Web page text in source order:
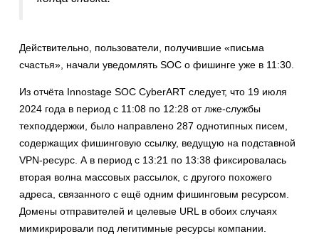
Действительно, пользователи, получившие «письма
счастья», начали уведомлять SOC о фишинге уже в 11:30.
Из отчёта Innostage SOC CyberART следует, что 19 июля
2024 года в период с 11:08 по 12:28 от лже-службы
техподдержки, было направлено 287 однотипных писем,
содержащих фишинговую ссылку, ведущую на подставной
VPN-ресурс. А в период с 13:21 по 13:38 фиксировалась
вторая волна массовых рассылок, с другого похожего
адреса, связанного с ещё одним фишинговым ресурсом.
Домены отправителей и целевые URL в обоих случаях
мимикрировали под легитимные ресурсы компании.